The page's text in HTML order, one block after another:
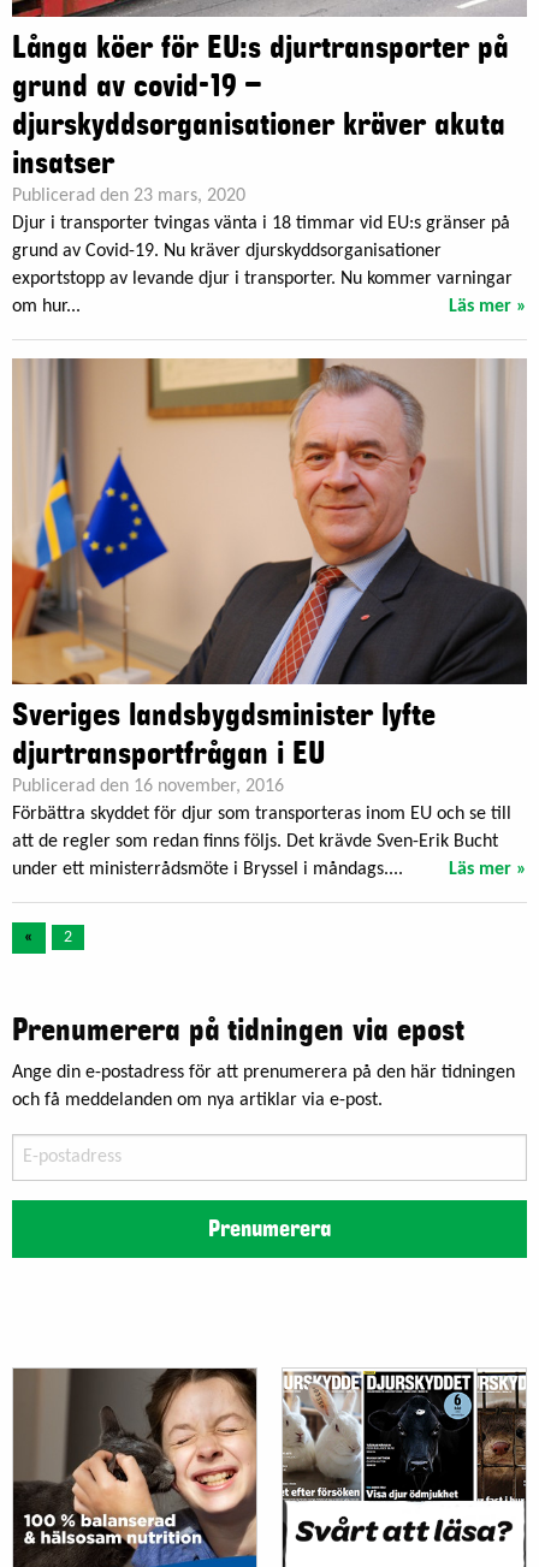
Långa köer för EU:s djurtransporter på
grund av covid-19 –
djurskyddsorganisationer kräver akuta
insatser
Publicerad den 23 mars, 2020
Djur i transporter tvingas vänta i 18 timmar vid EU:s gränser på
grund av Covid-19. Nu kräver djurskyddsorganisationer
exportstopp av levande djur i transporter. Nu kommer varningar
om hur...
Läs mer »
Sveriges landsbygdsminister lyfte
djurtransportfrågan i EU
Publicerad den 16 november, 2016
Förbättra skyddet för djur som transporteras inom EU och se till
att de regler som redan finns följs. Det krävde Sven-Erik Bucht
under ett ministerrådsmöte i Bryssel i måndags....
Läs mer »
« 2
Prenumerera på tidningen via epost
Ange din e-postadress för att prenumerera på den här tidningen
och få meddelanden om nya artiklar via e-post.
postadress
Prenumerera